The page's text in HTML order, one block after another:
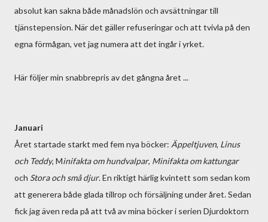
absolut kan sakna både månadslön och avsättningar till
tjänstepension. När det gäller refuseringar och att tvivla på den
egna förmågan, vet jag numera att det ingår i yrket.
Här följer min snabbrepris av det gångna året ...
Januari
Året startade starkt med fem nya böcker: Äppeltjuven, Linus
och Teddy, Minifakta om hundvalpar, Minifakta om kattungar
och Stora och små djur. En riktigt härlig kvintett som sedan kom
att generera både glada tillrop och försäljning under året. Sedan
fick jag även reda på att två av mina böcker i serien Djurdoktorn